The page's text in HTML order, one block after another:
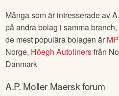
Många som är intresserade av
på andra bolag i samma branch,
de mest populära bolagen är
Norge, Höegh Autolinersfrån
Danmark
A.P. Moller Maerskforum